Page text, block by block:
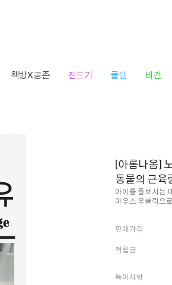
책방X공존 진드기 쿨템 비건
[아롬나옴]
동물의 근육
아이를 돌보시는
마우스 우클릭으
판매가격
적립금
특이사항